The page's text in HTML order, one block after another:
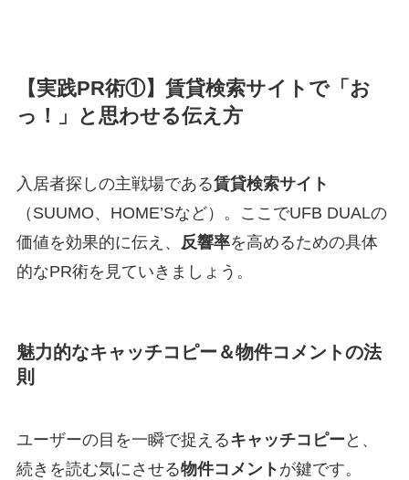
【実践PR術①】賃貸検索サイトで「お
っ！」と思わせる伝え方
入居者探しの主戦場である賃貸検索サイト
（SUUMO、HOME’Sなど）。ここでUFB DUALの
価値を効果的に伝え、
反響率を高めるための具体
的なPR術を見ていきましょう。
魅力的なキャッチコピー＆物件コメントの法
則
ユーザーの目を一瞬で捉えるキャッチコピー と、
続きを読む気にさせる物件コメント が鍵です。